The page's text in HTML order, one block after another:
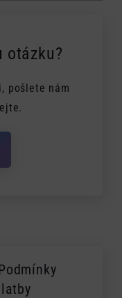
otázku?
pošlete nám